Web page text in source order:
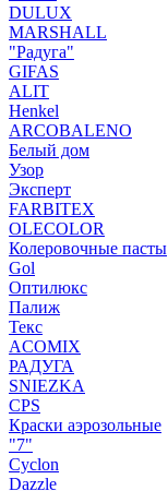
DULUX
MARSHALL
"Радуга"
GIFAS
ALIT
Henkel
ARCOBALENO
Белый дом
Узор
Эксперт
FARBITEX
OLECOLOR
Колеровочные пасты
Gol
Оптилюкс
Палиж
Текс
ACOMIX
РАДУГА
SNIEZKA
CPS
Краски аэрозольные
"7"
Cyclon
Dazzle